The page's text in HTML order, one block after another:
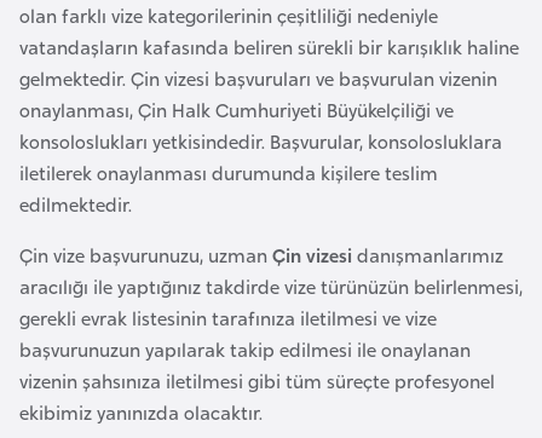
olan farklı vize kategorilerinin çeşitliliği nedeniyle
vatandaşların kafasında beliren sürekli bir karışıklık haline
gelmektedir. Çin vizesi başvuruları ve başvurulan vizenin
onaylanması, Çin Halk Cumhuriyeti Büyükelçiliği ve
konsoloslukları yetkisindedir. Başvurular, konsolosluklara
iletilerek onaylanması durumunda kişilere teslim
edilmektedir.
Çin vize başvurunuzu, uzmanÇin vizesi danışmanlarımız
aracılığı ile yaptığınız takdirde vize türünüzün belirlenmesi,
gerekli evrak listesinin tarafınıza iletilmesi ve vize
başvurunuzun yapılarak takip edilmesi ile onaylanan
vizenin şahsınıza iletilmesi gibi tüm süreçte profesyonel
ekibimiz yanınızda olacaktır.
m
e
s
t
n
E
s
t
o